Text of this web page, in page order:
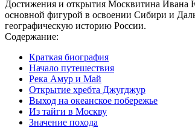
Достижения и открытия Москвитина Ивана
основной фигурой в освоении Сибири и
географическую историю России.
Содержание:
Краткая биография
Начало путешествия
Река Амур и Май
Открытие хребта Джугджур
Выход на океанское побережье
Из тайги в Москву
Значение похода